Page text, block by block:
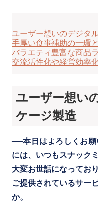
ユーザー想いのデジタ
手厚い食事補助の一環
バラエティ豊富な商品
交流活性化や経営効率
ユーザー想い
ケージ製造
──本日はよろしくお
には、いつもスナック
大変お世話になってお
ご提供されているサー
か。